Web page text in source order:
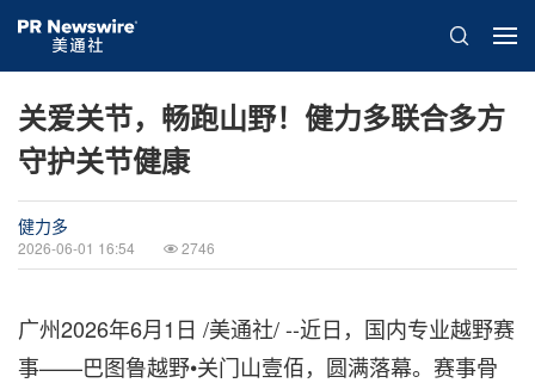
关爱关节，畅跑山野！健力多联合多方
守护关节健康
健力多
2026-06-01 16:54 2746
广州2026年6月1日 /美通社/ --近日，国内专业越野赛
事——巴图鲁越野•关门山壹佰，圆满落幕。赛事骨